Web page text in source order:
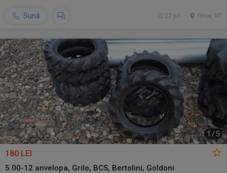
Sună Girov, NT
22 jul.
1 / 5
180 LEI
5.00-12 anvelopa, Grilo, BCS, Bertolini, Goldoni